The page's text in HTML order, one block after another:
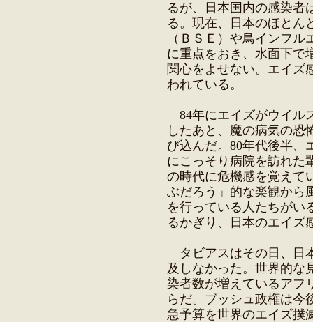
るが、日本国内の感染者
る。現在、日本のほとん
（ＢＳＥ）や鳥インフ
に重点をおき、水面下で
関心をよせない。エイズ
われている。
84年にエイズがウイル
したあと、魔の病気の恐
び込んだ。80年代後半、
にこっそり病院を訪れた
の時代に危機感を覚えて
ぶだろう」的な楽観から
を行っている人たちがい
るかぎり、日本のエイズ
タビアスはその日、日
及しなかった。世界的な
染者数が増えているアフ
らだ。ブッシュ政権は今
急予算を世界のエイズ撲